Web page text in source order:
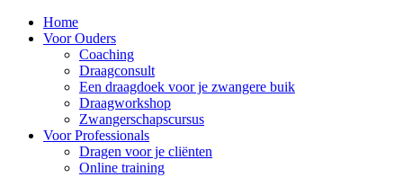
Home
Voor Ouders
Coaching
Draagconsult
Een draagdoek voor je zwangere buik
Draagworkshop
Zwangerschapscursus
Voor Professionals
Dragen voor je cliënten
Online training